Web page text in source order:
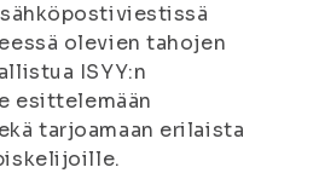
olevien tahojen
ISYY:n
esittelemään
tarjoamaan erilaista